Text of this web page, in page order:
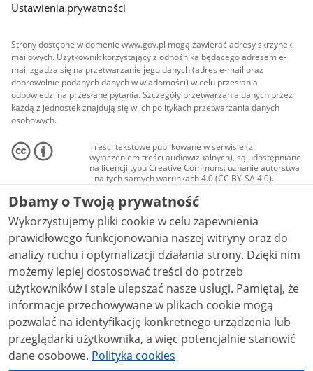
Ustawienia prywatności
Strony dostępne w domenie www.gov.pl mogą zawierać adresy skrzynek
mailowych. Użytkownik korzystający z odnośnika będącego adresem e-
mail zgadza się na przetwarzanie jego danych (adres e-mail oraz
dobrowolnie podanych danych w wiadomości) w celu przesłania
odpowiedzi na przesłane pytania. Szczegóły przetwarzania danych przez
każdą z jednostek znajdują się w ich politykach przetwarzania danych
osobowych.
Treści tekstowe publikowane w serwisie (z
wyłączeniem treści audiowizualnych), są udostępniane
na licencji typu Creative Commons: uznanie autorstwa
- na tych samych warunkach 4.0 (CC BY-SA 4.0).
Materiały audiowizualne, w tym zdjęcia, materiały
audio i wideo, są udostępniane na licencji typu
Creative Commons: uznanie autorstwa użycie
niekomercyjne - bez utworów zależnych 4.0 (CC BY-
NC-ND 4.0), o ile nie jest to stwierdzone inaczej.
Dbamy o Twoją prywatność
Wykorzystujemy pliki cookie w celu zapewnienia
prawidłowego funkcjonowania naszej witryny oraz do
analizy ruchu i optymalizacji działania strony. Dzięki nim
możemy lepiej dostosować treści do potrzeb
użytkowników i stale ulepszać nasze usługi. Pamiętaj, że
informacje przechowywane w plikach cookie mogą
pozwalać na identyfikację konkretnego urządzenia lub
przeglądarki użytkownika, a więc potencjalnie stanowić
dane osobowe. Polityka cookies